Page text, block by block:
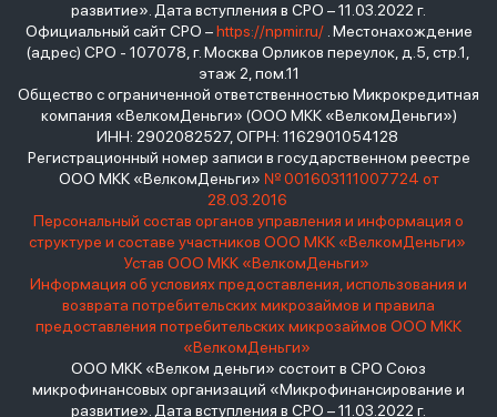
развитие». Дата вступления в СРО – 11.03.2022 г.
Официальный сайт СРО –https://npmir.ru/. Местонахождение
(адрес) СРО - 107078, г. Москва Орликов переулок, д.5, стр.1,
этаж 2, пом.11
Общество с ограниченной ответственностью Микрокредитная
компания «ВелкомДеньги» (ООО МКК «ВелкомДеньги»)
ИНН: 2902082527, ОГРН: 1162901054128
Регистрационный номер записи в государственном реестре
ООО МКК «ВелкомДеньги» № 001603111007724 от
28.03.2016
Персональный состав органов управления и информация о
структуре и составе участников ООО МКК «ВелкомДеньги»
Устав ООО МКК «ВелкомДеньги»
Информация об условиях предоставления, использования и
возврата потребительских микрозаймов и правила
предоставления потребительских микрозаймов ООО МКК
«ВелкомДеньги»
ООО МКК «Велком деньги» состоит в СРО Союз
микрофинансовых организаций «Микрофинансирование и
развитие». Дата вступления в СРО – 11.03.2022 г.